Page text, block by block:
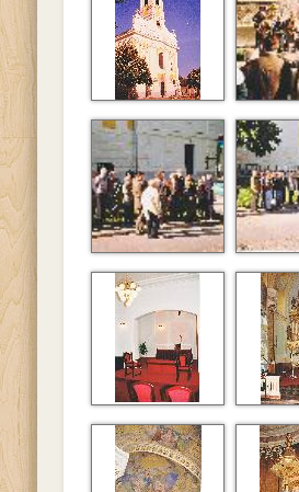
Soroksári templom Zenés
A diósdi baráti
társaság látogatása
Soroksáron.
A